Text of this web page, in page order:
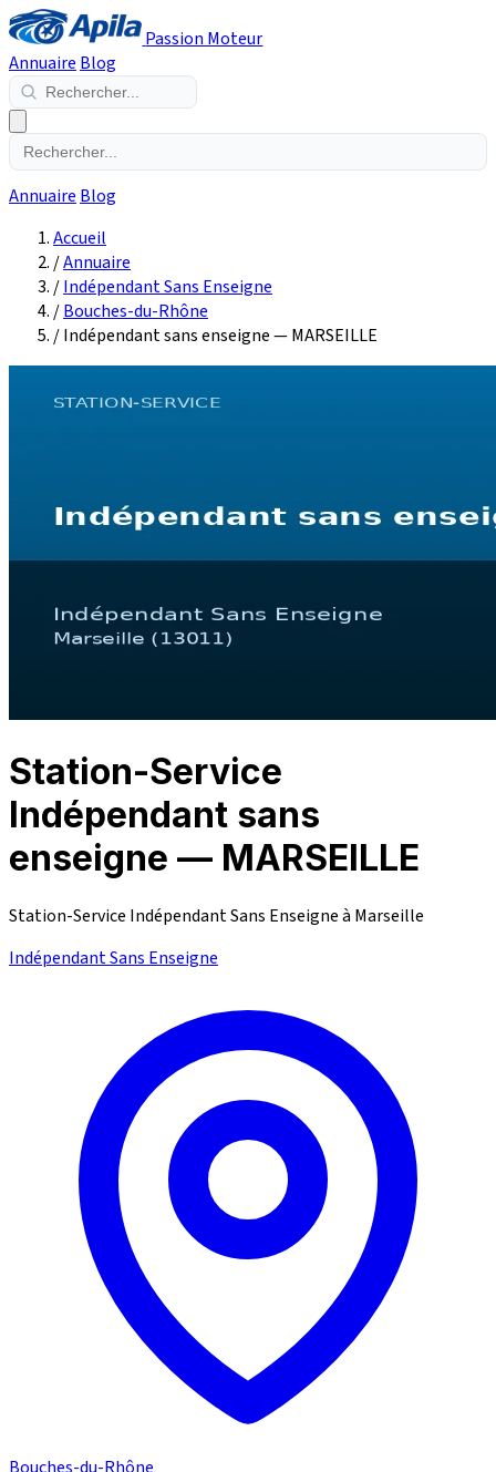
Passion Moteur
Annuaire Blog
Annuaire Blog
Accueil
/Annuaire
/Indépendant Sans Enseigne
/Bouches-du-Rhône
/Indépendant sans enseigne — MARSEILLE
Station-Service
Indépendant sans
enseigne — MARSEILLE
Station-Service Indépendant Sans Enseigne à Marseille
Indépendant Sans Enseigne